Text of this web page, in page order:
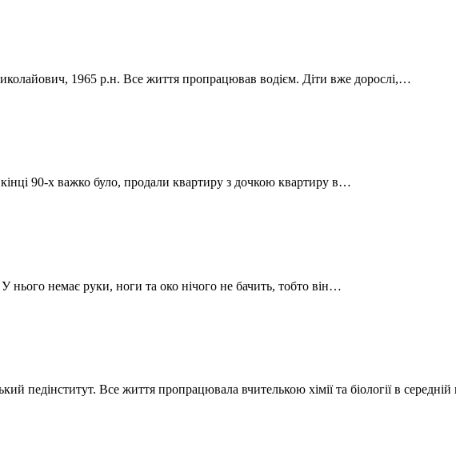
1965 р.н. Все життя пропрацював водієм. Діти вже дорослі,…
90-х важко було, продали квартиру з дочкою квартиру в…
нього немає руки, ноги та око нічого не бачить, тобто він…
педінститут. Все життя пропрацювала вчителькою хімії та біології в